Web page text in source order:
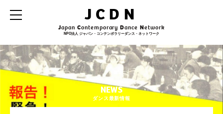
JCDN
Japan ContemporaryDanceNetwork
NPO法人 ジャパン・コンテンポラリーダンス・ネットワーク
NEWS
ダンス最新情報